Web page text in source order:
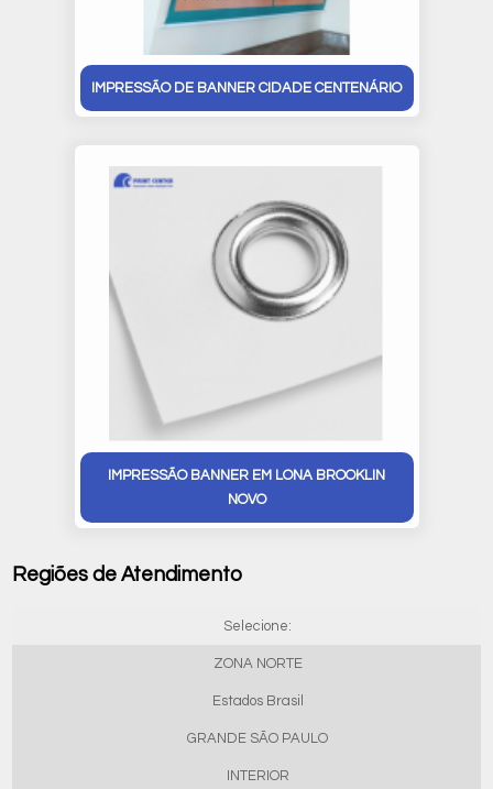
IMPRESSÃO DE BANNER CIDADE CENTENÁRIO
IMPRESSÃO BANNER EM LONA BROOKLIN
NOVO
Regiões de Atendimento
Selecione:
ZONA NORTE
Estados Brasil
GRANDE SÃO PAULO
INTERIOR